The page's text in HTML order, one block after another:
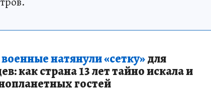
натянули «сетку»для
как страна 13 лет тайно искала и
гостей